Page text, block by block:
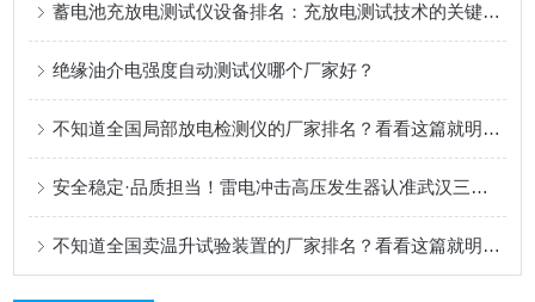
蓄电池充放电测试仪设备排名：充放电测试技术的关键应用解析
绝缘油介电强度自动测试仪哪个厂家好？
不知道全国局部放电检测仪的厂家排名？看看这篇就明白了
安全稳定·品质担当！雷电冲击高压发生器认准武汉三大企业
不知道全国卖温升试验装置的厂家排名？看看这篇就明白了！